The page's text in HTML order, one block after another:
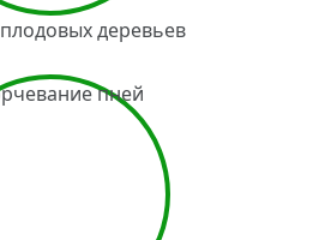
деревьев